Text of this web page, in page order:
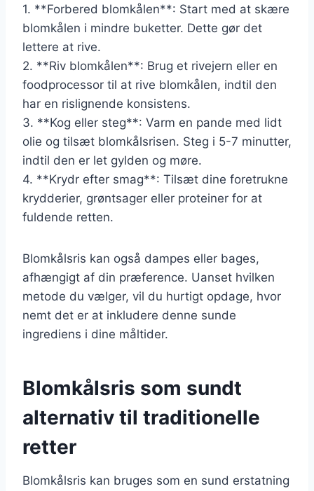
1. **Forbered blomkålen**: Start med at skære
blomkålen i mindre buketter. Dette gør det
lettere at rive.
2. **Riv blomkålen**: Brug et rivejern eller en
foodprocessor til at rive blomkålen, indtil den
har en rislignende konsistens.
3. **Kog eller steg**: Varm en pande med lidt
olie og tilsæt blomkålsrisen. Steg i 5-7 minutter,
indtil den er let gylden og møre.
4. **Krydr efter smag**: Tilsæt dine foretrukne
krydderier, grøntsager eller proteiner for at
fuldende retten.
Blomkålsris kan også dampes eller bages,
afhængigt af din præference. Uanset hvilken
metode du vælger, vil du hurtigt opdage, hvor
nemt det er at inkludere denne sunde
ingrediens i dine måltider.
Blomkålsris som sundt
alternativ til traditionelle
retter
Blomkålsris kan bruges som en sund erstatning